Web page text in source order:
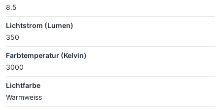
8.5
Lichtstrom (Lumen)
350
Farbtemperatur (Kelvin)
3000
Lichtfarbe
Warmweiss